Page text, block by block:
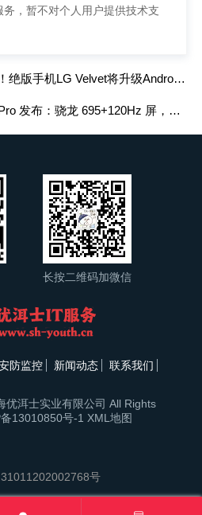
，暂不对个人用户提供技术支
上一篇：LG退出手机市场！绝版手机LG Velvet将升级Android 12
下一篇：Redmi Note 11E Pro 发布：骁龙 695+120Hz 屏，售价 1699 元起
长按二维码加微信
防监控 新闻动态 联系我们
洱士实业有限公司 All Rights
13010850号-1 XML地图
号